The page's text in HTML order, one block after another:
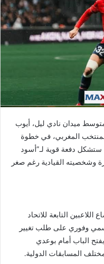
ميدان نادي ليل، أيوب
المغربي، في خطوة
ستشكل دفعة قوية لـ”أسود
وشخصيته القيادية رغم صغر
التابعة للاتحاد
وفوري على طلب تغيير
الباب أمام بوعدي
المسابقات الدولية.